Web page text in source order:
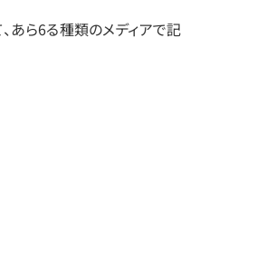
あら6る種類のメディアで記